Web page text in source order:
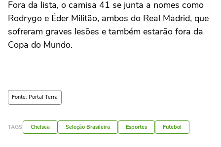
Fora da lista, o camisa 41 se junta a nomes como
Rodrygo e Éder Militão, ambos do Real Madrid, que
sofreram graves lesões e também estarão fora da
Copa do Mundo.
Fonte: Portal Terra
TAGS Chelsea Seleção Brasileira Esportes Futebol